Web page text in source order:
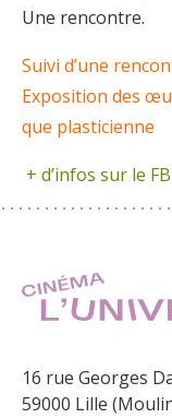
Une rencontre.
Suivi d’une
Exposition des
que plasticienne
+ d’infos sur le
16 rue Georges
59000 Lille